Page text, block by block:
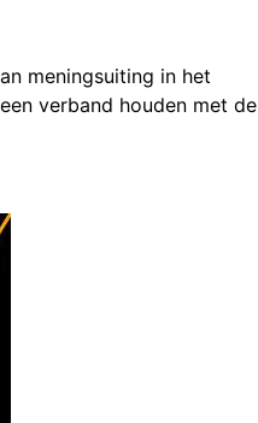
meningsuiting in het
verband houden met de